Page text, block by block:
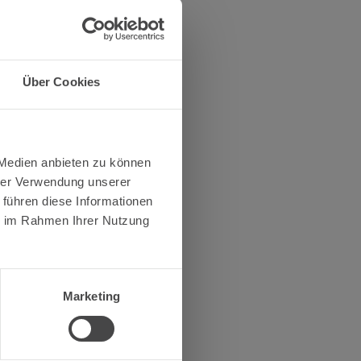
Über Cookies
anbieten zu können
Verwendung unserer
diese Informationen
Rahmen Ihrer Nutzung
Marketing